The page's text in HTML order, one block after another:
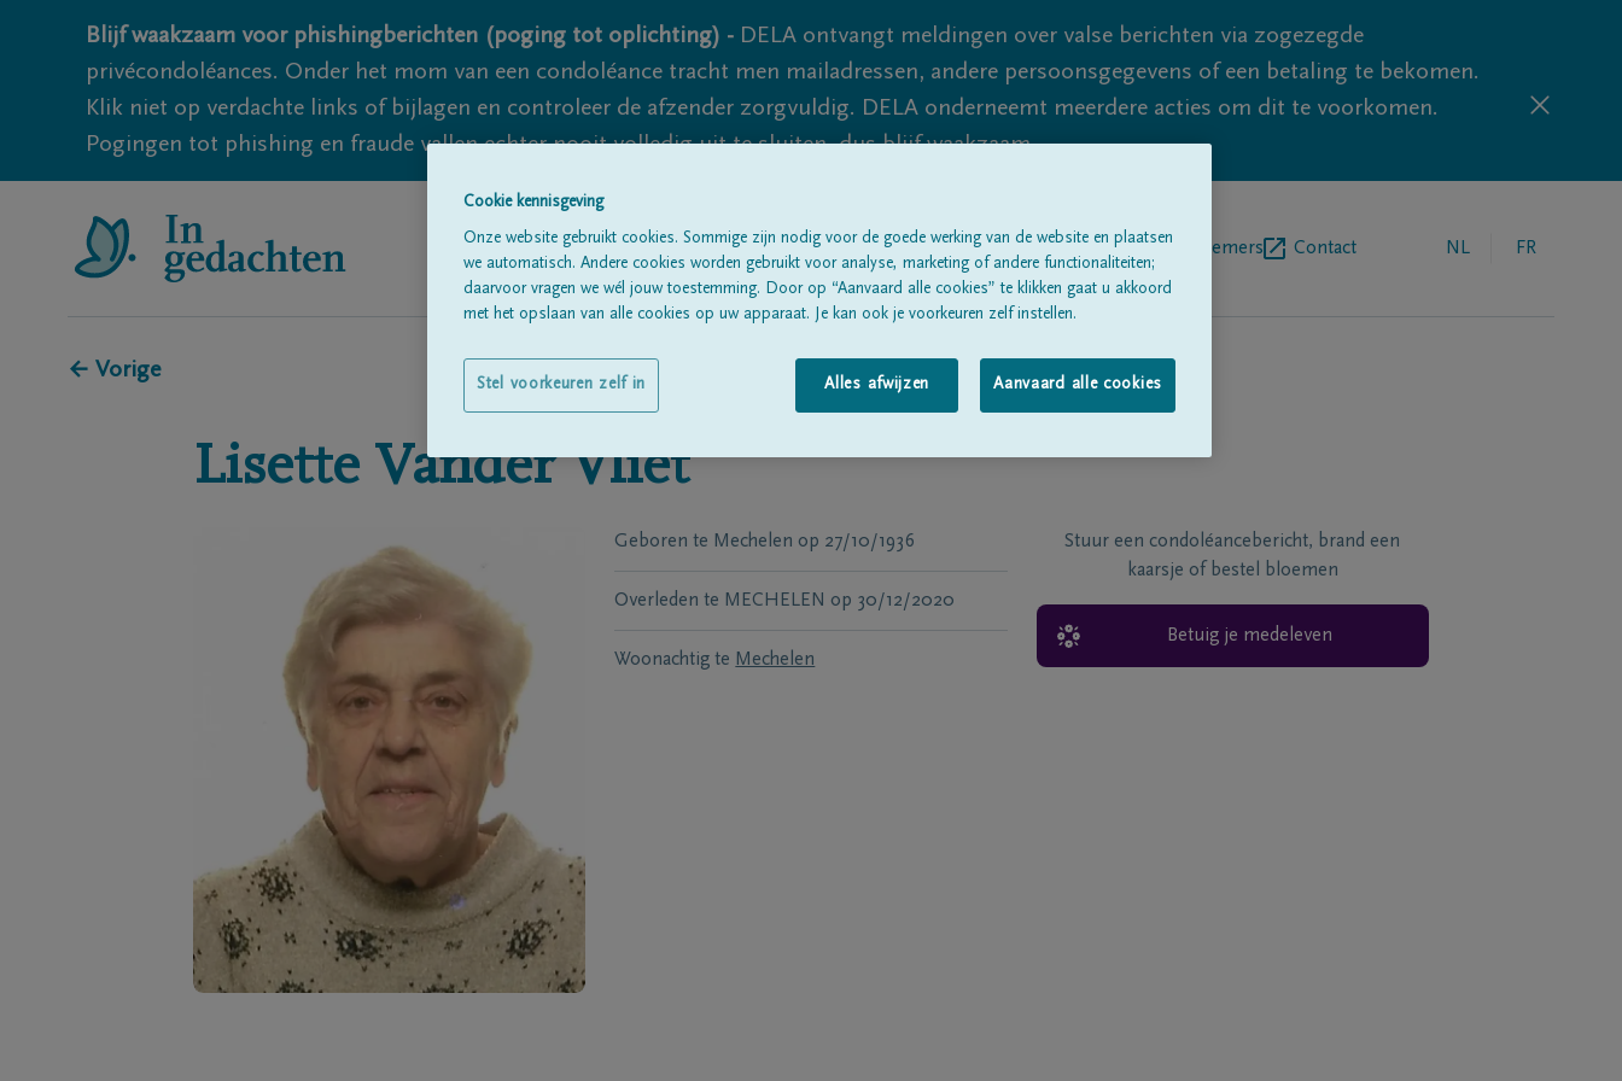
Blijf waakzaam voor phishingberichten (poging tot oplichting) - DELA ontvangt meldingen over valse berichten via zogezegde
privécondoléances. Onder het mom van een condoléance tracht men mailadressen, andere persoonsgegevens of een betaling te bekomen.
Klik niet op verdachte links of bijlagen en controleer de afzender zorgvuldig. DELA onderneemt meerdere acties om dit te voorkomen.
Pogingen tot phishing en fraude vallen echter nooit volledig uit te sluiten, dus blijf waakzaam.
Alle rouwberichtenOver onsBegrafenisondernemers Contact NL FR
← Vorige
Lisette Vander Vliet
Geboren te Mechelen op 27/10/1936
Overleden te MECHELEN op 30/12/2020
Woonachtig te Mechelen
Stuur een condoléancebericht, brand een
kaarsje of bestel bloemen
Betuig je medeleven
Cookie kennisgeving
Onze website gebruikt cookies. Sommige zijn nodig voor de goede werking van de website en plaatsen
we automatisch. Andere cookies worden gebruikt voor analyse, marketing of andere functionaliteiten;
daarvoor vragen we wél jouw toestemming. Door op “Aanvaard alle cookies” te klikken gaat u akkoord
met het opslaan van alle cookies op uw apparaat. Je kan ook je voorkeuren zelf instellen.
Alles afwijzen Aanvaard alle cookies
Stel voorkeuren zelf in